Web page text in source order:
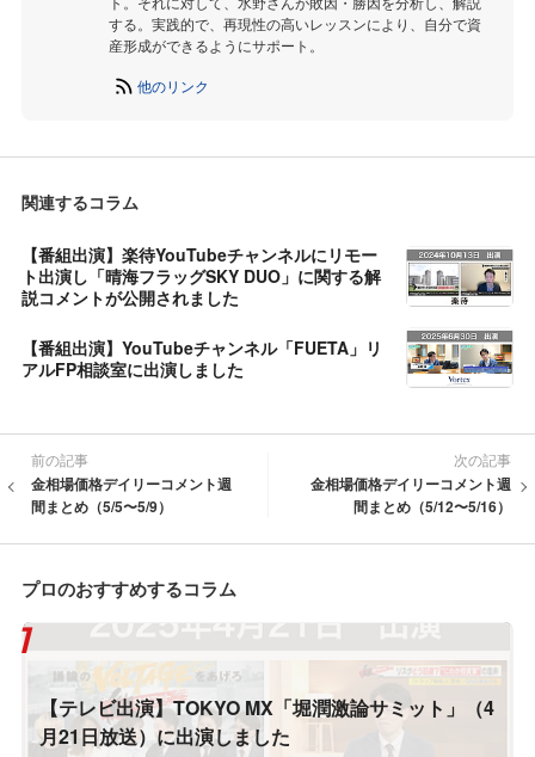
する。実践的で、再現性の高いレッスンにより、自分で資
産形成ができるようにサポート。
他のリンク
関連するコラム
【番組出演】楽待YouTubeチャンネルにリモー
ト出演し「晴海フラッグSKY DUO」に関する解
説コメントが公開されました
【番組出演】YouTubeチャンネル「FUETA」リ
アルFP相談室に出演しました
前の記事
金相場価格デイリーコメント週
間まとめ（5/5〜5/9）
次の記事
金相場価格デイリーコメント週
間まとめ（5/12〜5/16）
プロのおすすめするコラム
【テレビ出演】TOKYO MX「堀潤激論サミット」（4
月21日放送）に出演しました